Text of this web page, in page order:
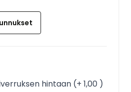
hintaan (+ 1,00 )